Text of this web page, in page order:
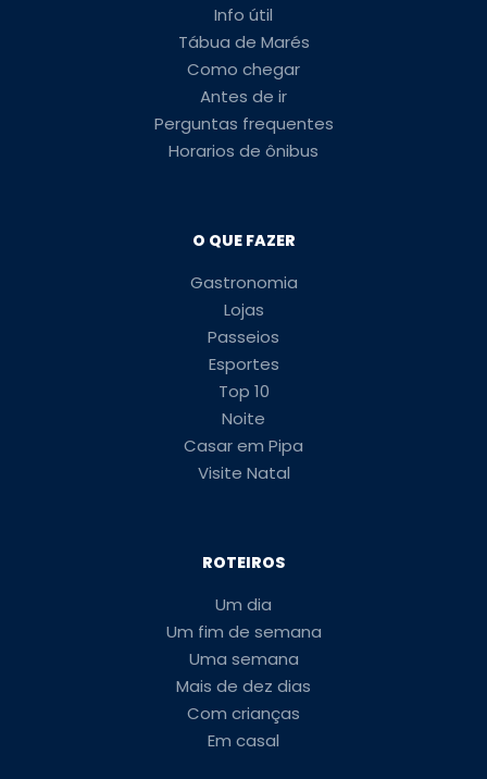
Info útil
Tábua de Marés
Como chegar
Antes de ir
Perguntas frequentes
Horarios de ônibus
O QUE FAZER
Gastronomia
Lojas
Passeios
Esportes
Top 10
Noite
Casar em Pipa
Visite Natal
ROTEIROS
Um dia
Um fim de semana
Uma semana
Mais de dez dias
Com crianças
Em casal